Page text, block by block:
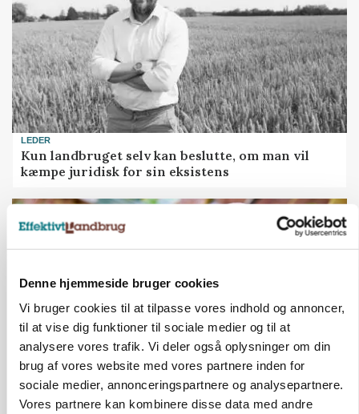
Denne hjemmeside bruger cookies
Vi bruger cookies til at tilpasse vores indhold og annoncer,
til at vise dig funktioner til sociale medier og til at
analysere vores trafik. Vi deler også oplysninger om din
brug af vores website med vores partnere inden for
sociale medier, annonceringspartnere og analysepartnere.
Vores partnere kan kombinere disse data med andre
LEDER
Kun landbruget selv kan beslutte, om man vil
kæmpe juridisk for sin eksistens
Prisgab på 20 kroner pr. kg vokser: Polsk kylling